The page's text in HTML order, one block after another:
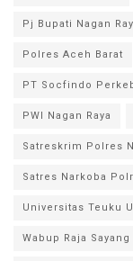
Pj Bupati Nagan
Polres Aceh Barat
PT Socfindo
PWI Nagan Raya
Satreskrim Polres
Satres Narkoba
Universitas Teuku
Wabup Raja Sayang